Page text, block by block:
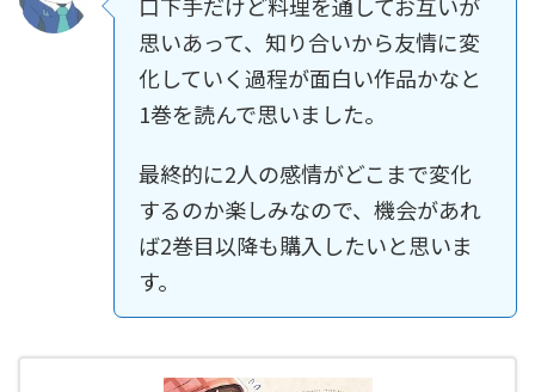
思いあって、知り合いから友情に変
化していく過程が面白い作品かなと
1巻を読んで思いました。
最終的に2人の感情がどこまで変化
するのか楽しみなので、機会があれ
ば2巻目以降も購入したいと思いま
す。